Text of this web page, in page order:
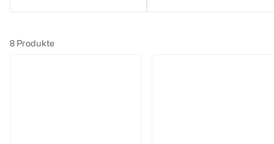
8 Produkte